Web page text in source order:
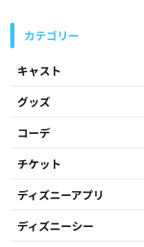
カテゴリー
キャスト
グッズ
コーデ
チケット
ディズニーアプリ
ディズニーシー